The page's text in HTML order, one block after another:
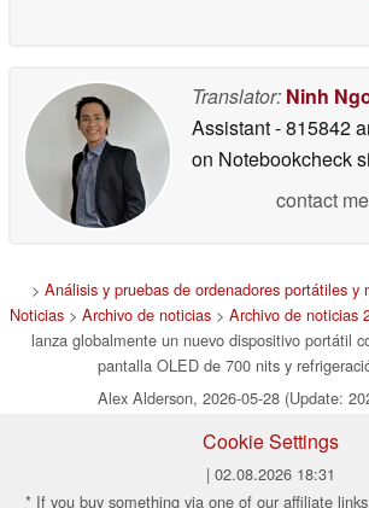
Translator: Ninh
Assistant- 815842
on Notebookcheck
contact
> Análisis y pruebas de ordenadores portátiles y
Noticias> Archivo de noticias> Archivo de noticias
lanza globalmente un nuevo dispositivo portátil
pantalla OLED de 700 nits y
Alex Alderson, 2026-05-28 (Update:
Cookie Settings
| 02.08.2026 18:31
* If you buy something via one of our affiliate